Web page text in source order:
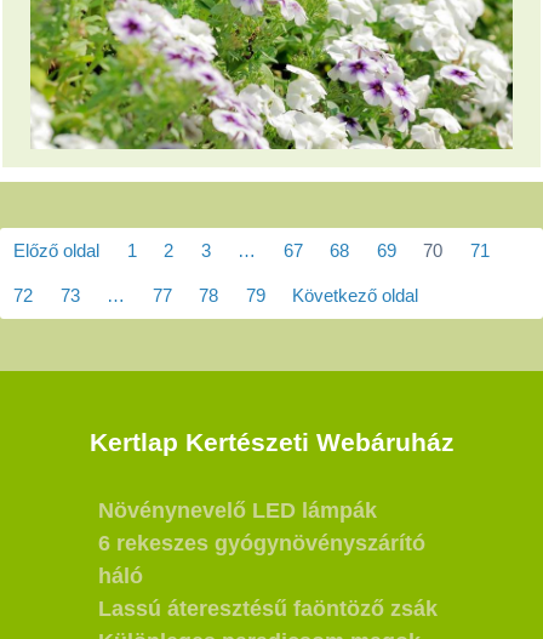
Előző oldal 1 2 3 … 67 68 69 70 71
72 73 … 77 78 79 Következő oldal
Kertlap Kertészeti Webáruház
Növénynevelő LED lámpák
6 rekeszes gyógynövényszárító
háló
Lassú áteresztésű faöntöző zsák